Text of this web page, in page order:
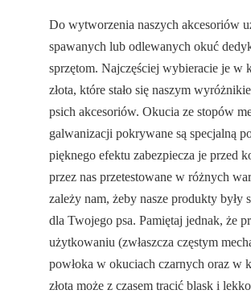
Do wytworzenia naszych akcesoriów
spawanych lub odlewanych okuć
sprzętom. Najczęściej wybieracie je w
złota, które stało się naszym
psich akcesoriów. Okucia ze stopów
galwanizacji pokrywane są specjalną
pięknego efektu zabezpiecza je przed
przez nas przetestowane w różnych
zależy nam, żeby nasze produkty były
dla Twojego psa. Pamiętaj jednak, że
użytkowaniu (zwłaszcza częstym
powłoka w okuciach czarnych oraz w
złota może z czasem tracić blask i